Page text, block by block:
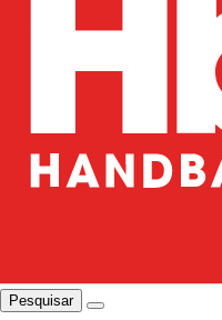
Pesquisar